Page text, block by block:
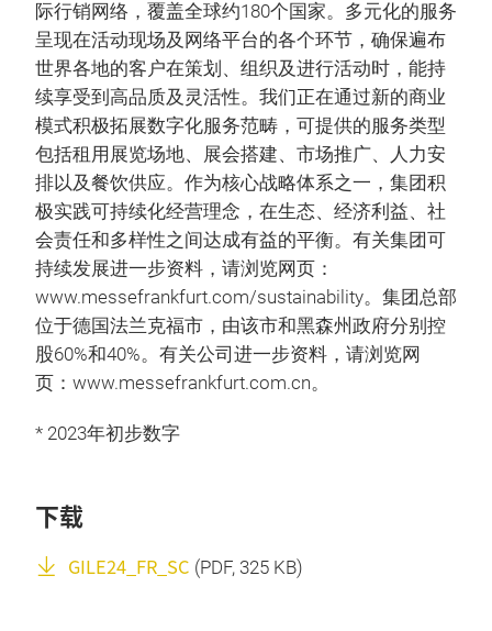
际行销网络，覆盖全球约180个国家。多元化的服务
呈现在活动现场及网络平台的各个环节，确保遍布
世界各地的客户在策划、组织及进行活动时，能持
续享受到高品质及灵活性。我们正在通过新的商业
模式积极拓展数字化服务范畴，可提供的服务类型
包括租用展览场地、展会搭建、市场推广、人力安
排以及餐饮供应。作为核心战略体系之一，集团积
极实践可持续化经营理念，在生态、经济利益、社
会责任和多样性之间达成有益的平衡。有关集团可
持续发展进一步资料，请浏览网页：
www.messefrankfurt.com/sustainability。集团总部
位于德国法兰克福市，由该市和黑森州政府分别控
股60%和40%。有关公司进一步资料，请浏览网
页：www.messefrankfurt.com.cn。
* 2023年初步数字
下载
GILE24_FR_SC (PDF, 325 KB)